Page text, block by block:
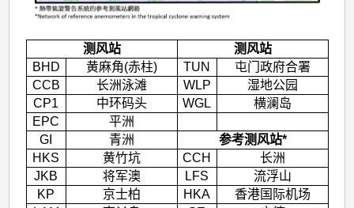
测
风
站
及
潮
汐
测
测风站
测风站
BHD
黄麻角(赤柱) TUN
屯门政府合署
CCB
长洲泳滩 WLP
湿地公园
CP1
中环码头 WGL
横澜岛
EPC
平洲
GI
青洲
参考测风站*
HKS
黄竹坑 CCH
长洲
JKB
将军澳 LFS
流浮山
KP
京士柏 HKA
香港国际机场